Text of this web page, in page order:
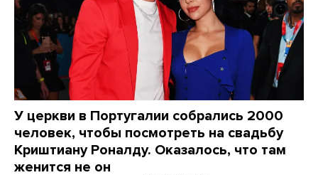
У церкви в Португалии собрались 2000
человек, чтобы посмотреть на свадьбу
Криштиану Роналду. Оказалось, что там
женится не он